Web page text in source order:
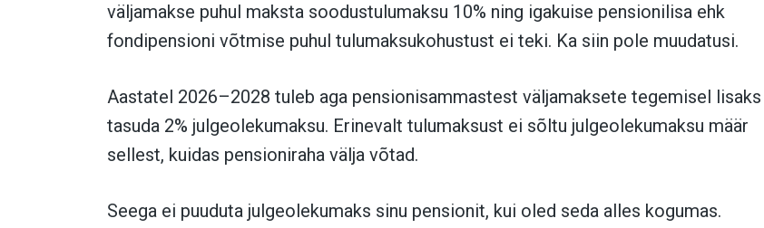
väljamakse puhul maksta soodustulumaksu 10% ning igakuise pensionilisa ehk
fondipensioni võtmise puhul tulumaksukohustust ei teki. Ka siin pole muudatusi.
Aastatel 2026–2028 tuleb aga pensionisammastest väljamaksete tegemisel lisaks
tasuda 2% julgeolekumaksu. Erinevalt tulumaksust ei sõltu julgeolekumaksu määr
sellest, kuidas pensioniraha välja võtad.
Seega ei puuduta julgeolekumaks sinu pensionit, kui oled seda alles kogumas.